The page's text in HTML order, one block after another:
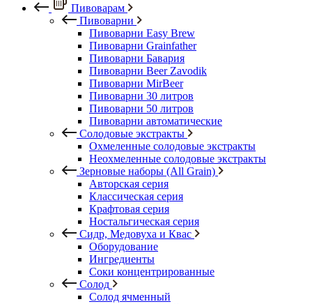
Пивоварам
Пивоварни
Пивоварни Easy Brew
Пивоварни Grainfather
Пивоварни Бавария
Пивоварни Beer Zavodik
Пивоварни MirBeer
Пивоварни 30 литров
Пивоварни 50 литров
Пивоварни автоматические
Солодовые экстракты
Охмеленные солодовые экстракты
Неохмеленные солодовые экстракты
Зерновые наборы (All Grain)
Авторская серия
Классическая серия
Крафтовая серия
Ностальгическая серия
Сидр, Медовуха и Квас
Оборудование
Ингредиенты
Соки концентрированные
Солод
Солод ячменный